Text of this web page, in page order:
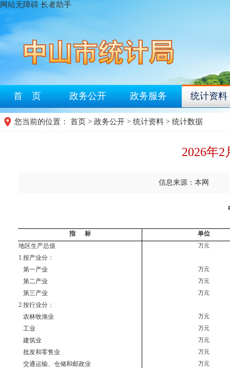
网站无障碍 长者助手
首 页 政务公开 政务服务 统计资料
您当前的位置： 首页 > 政务公开 > 统计资料 > 统计数据
2026年
信息来源：本网
指      标
单位
地区生产总值
万元
1.按产业分：
第一产业
万元
第二产业 万元
第三产业 万元
2.按行业分：
农林牧渔业
万元
工业 万元
建筑业 万元
批发和零售业 万元
交通运输、仓储和邮政业 万元